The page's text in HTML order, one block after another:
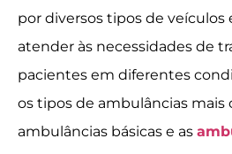
por diversos tipos de veículos
atender às necessidades de
pacientes em diferentes
os tipos de ambulâncias mais
ambulâncias básicas e as